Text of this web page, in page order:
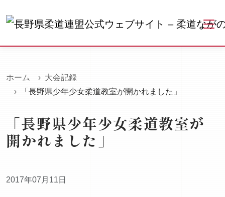
ホーム
大会記録
「長野県少年少女柔道教室が開かれました」
「長野県少年少女柔道教室が
開かれました」
2017年07月11日